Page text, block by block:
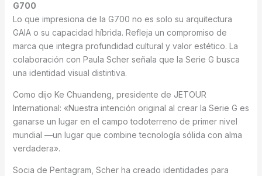
G700
Lo que impresiona de la G700 no es solo su arquitectura
GAIA o su capacidad híbrida. Refleja un compromiso de
marca que integra profundidad cultural y valor estético. La
colaboración con Paula Scher señala que la Serie G busca
una identidad visual distintiva.
Como dijo Ke Chuandeng, presidente de JETOUR
International: «Nuestra intención original al crear la Serie G es
ganarse un lugar en el campo todoterreno de primer nivel
mundial —un lugar que combine tecnología sólida con alma
verdadera».
Socia de Pentagram, Scher ha creado identidades para